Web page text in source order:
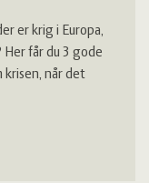
er krig i Europa,
får du 3 gode
krisen, når det